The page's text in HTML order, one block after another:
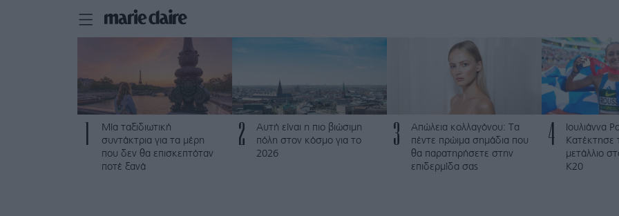
Μία ταξιδιωτική
συντάκτρια για τα μέρη
που δεν θα επισκεπτόταν
ποτέ ξανά
2
Αυτή είναι η πιο βιώσιμη
πόλη στον κόσμο για το
2026
3
Απώλεια κολλαγόνου: Τα
πέντε πρώιμα σημάδια που
θα παρατηρήσετε στην
επιδερμίδα σας
4
Ιουλιάννα
Κατέκτησε
μετάλλιο
Κ20